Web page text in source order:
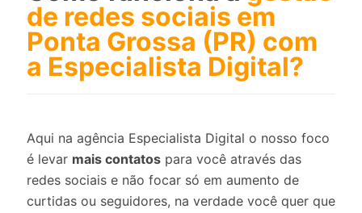
de redes sociais em
Ponta Grossa (PR) com
a Especialista Digital?
Aqui na agência Especialista Digital o nosso foco
é levar mais contatos para você através das
redes sociais e não focar só em aumento de
curtidas ou seguidores, na verdade você quer que